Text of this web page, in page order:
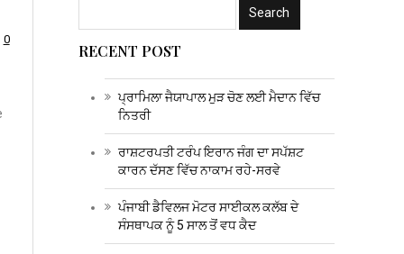
0
RECENT POST
ਪ੍ਰਾਮਿਲਾ ਜੈਯਾਪਾਲ ਮੁੜ ਚੋਣ ਲਈ ਮੈਦਾਨ ਵਿੱਚ
ਨਿਤਰੀ
ਰਾਸ਼ਟਰਪਤੀ ਟਰੰਪ ਇਰਾਨ ਜੰਗ ਦਾ ਸਪੱਸ਼ਟ
ਕਾਰਨ ਦੱਸਣ ਵਿੱਚ ਨਾਕਾਮ ਰਹੇ-ਸਰਵੇ
ਪੰਜਾਬੀ ਡੈਵਿਲਜ ਮੋਟਰ ਸਾਈਕਲ ਕਲੱਬ ਦੇ
ਸੰਸਥਾਪਕ ਨੂੰ 5 ਸਾਲ ਤੋਂ ਵਧ ਕੈਦ